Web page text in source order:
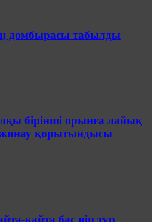
домбырасы табылды
бірінші орынға лайық
жинау қорытындысы
қайта бас иіп тұр